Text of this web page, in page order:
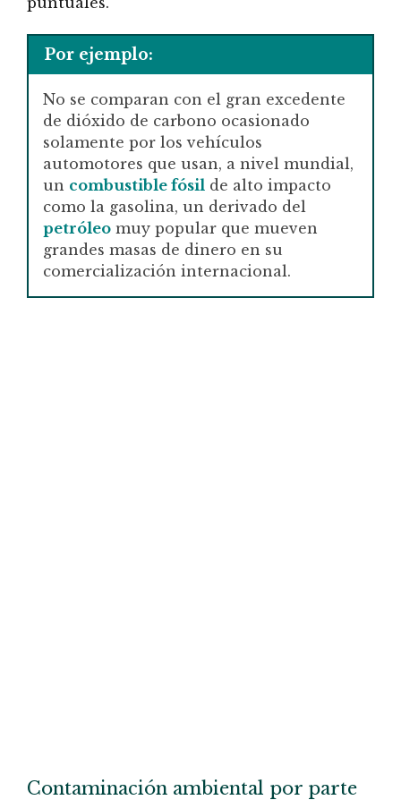
Por ejemplo:
No se comparan con el gran excedente
de dióxido de carbono ocasionado
solamente por los vehículos
automotores que usan, a nivel mundial,
un combustible fósil de alto impacto
como la gasolina, un derivado del
petróleo muy popular que mueven
grandes masas de dinero en su
comercialización internacional.
Contaminación ambiental por parte